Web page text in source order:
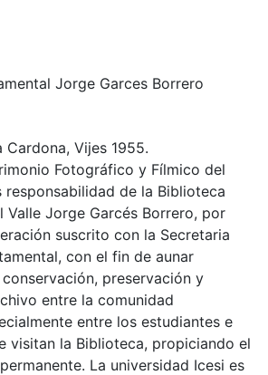
Jorge Garces Borrero
Vijes 1955.
Fotográfico y Fílmico del
responsabilidad de la Biblioteca
Valle Jorge Garcés Borrero, por
suscrito con la Secretaria
con el fin de aunar
preservación y
entre la comunidad
entre los estudiantes e
visitan la Biblioteca, propiciando el
La universidad Icesi es